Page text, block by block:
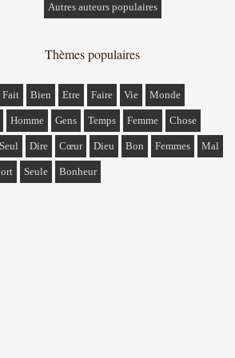
Autres auteurs populaires
Thèmes populaires
Fait Bien Etre Faire Vie Monde
Homme Gens Temps Femme Chose
Seul Dire Cœur Dieu Bon Femmes Mal
Seule Bonheur